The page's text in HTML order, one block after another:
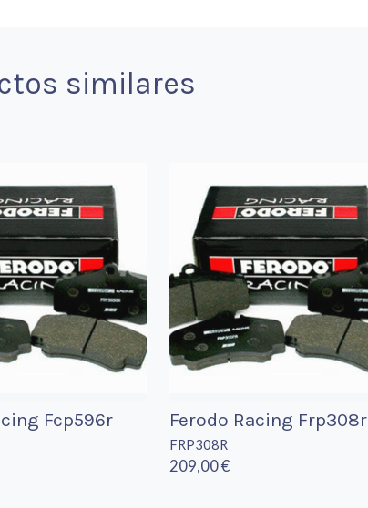
similares
Fcp596r Ferodo Racing Frp308r
FRP308R
209,00 €